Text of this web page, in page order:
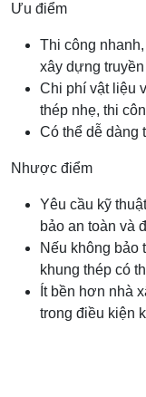
Ưu điểm
Thi công
xây dựng truyền
Chi phí vật liệu
thép nhẹ, thi
Có thể dễ dàng
Nhược điểm
Yêu cầu kỹ
bảo an toàn và
Nếu không bảo
khung thép có
Ít bền hơn nhà
trong điều kiện